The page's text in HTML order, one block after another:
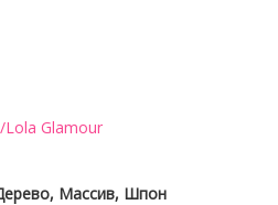
Glamour
Массив, Шпон